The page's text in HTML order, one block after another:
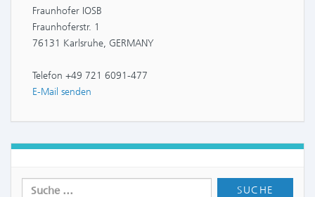
Fraunhofer IOSB
Fraunhoferstr. 1
76131 Karlsruhe, GERMANY
Telefon +49 721 6091-477
E-Mail senden